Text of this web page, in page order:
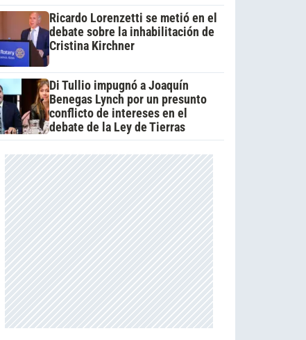
Ricardo Lorenzetti se metió en el
debate sobre la inhabilitación de
Cristina Kirchner
Di Tullio impugnó a Joaquín
Benegas Lynch por un presunto
conflicto de intereses en el
debate de la Ley de Tierras